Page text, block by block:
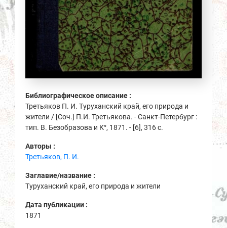
Библиографическое описание :
Третьяков П. И. Туруханский край, его природа и
жители / [Соч.] П.И. Третьякова. - Санкт-Петербург :
тип. В. Безобразова и К°, 1871. - [6], 316 с.
Авторы :
Третьяков, П. И.
Заглавие/название :
Туруханский край, его природа и жители
Дата публикации :
1871